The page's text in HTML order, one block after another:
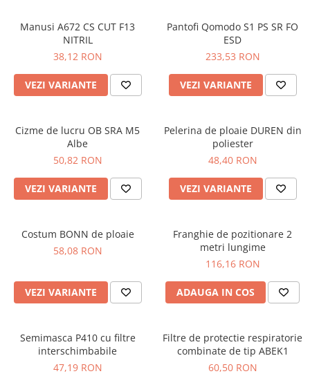
PROTECTIE MECANICA
PROTECTIE TAIERE SI PERFORATII
PROTECTIE CHIMICA
PROTECTIE SUDURA
ANTIVIBRATII
UNICA FOLOSINTA
PROTECTIE LA IMPACT
PROTECTIE AUDITIVA
LUCRU LA INALTIME
AVERTIZARE SI PRIM AJUTOR
TRICOURI POLO
PROSOAPE
PRODUSE DE VOIAJ
Manusi A672 CS CUT F13
NITRIL
38,12 RON
VEZI VARIANTE
Pantofi Qomodo S1 PS SR FO
ESD
233,53 RON
VEZI VARIANTE
Cizme de lucru OB SRA M5
Albe
50,82 RON
VEZI VARIANTE
Pelerina de ploaie DUREN din
poliester
48,40 RON
VEZI VARIANTE
Costum BONN de ploaie
58,08 RON
VEZI VARIANTE
Franghie de pozitionare 2
metri lungime
116,16 RON
ADAUGA IN COS
Semimasca P410 cu filtre
interschimbabile
47,19 RON
Filtre de protectie respiratorie
combinate de tip ABEK1
60,50 RON